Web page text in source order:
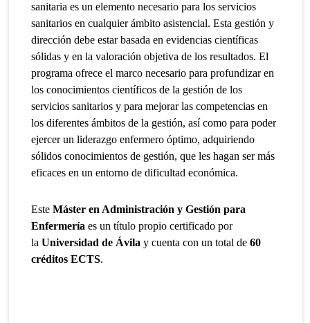
sanitaria es un elemento necesario para los servicios
sanitarios en cualquier ámbito asistencial. Esta gestión y
dirección debe estar basada en evidencias científicas
sólidas y en la valoración objetiva de los resultados. El
programa ofrece el marco necesario para profundizar en
los conocimientos científicos de la gestión de los
servicios sanitarios y para mejorar las competencias en
los diferentes ámbitos de la gestión, así como para poder
ejercer un liderazgo enfermero óptimo, adquiriendo
sólidos conocimientos de gestión, que les hagan ser más
eficaces en un entorno de dificultad económica.
EsteMáster en Administración y Gestión para
Enfermería es un título propio certificado por
laUniversidad de Ávila y cuenta con un total de60
créditos ECTS.